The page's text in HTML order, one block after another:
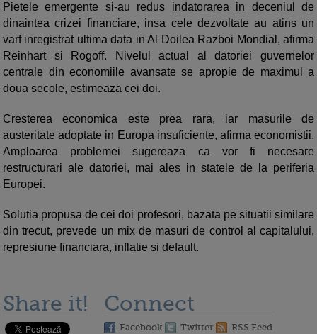
Pietele emergente si-au redus indatorarea in deceniul de
dinaintea crizei financiare, insa cele dezvoltate au atins un
varf inregistrat ultima data in Al Doilea Razboi Mondial, afirma
Reinhart si Rogoff. Nivelul actual al datoriei guvernelor
centrale din economiile avansate se apropie de maximul a
doua secole, estimeaza cei doi.
Cresterea economica este prea rara, iar masurile de
austeritate adoptate in Europa insuficiente, afirma economistii.
Amploarea problemei sugereaza ca vor fi necesare
restructurari ale datoriei, mai ales in statele de la periferia
Europei.
Solutia propusa de cei doi profesori, bazata pe situatii similare
din trecut, prevede un mix de masuri de control al capitalului,
represiune financiara, inflatie si default.
Share it! Connect
Facebook Twitter RSS Feed